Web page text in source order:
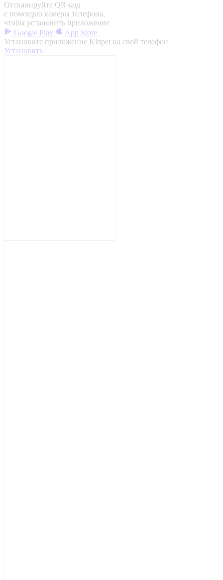
Отсканируйте QR-код
с помощью камеры телефона,
чтобы установить приложение
Google Play
App Store
Установите приложение Kinpet на свой телефон
Установить